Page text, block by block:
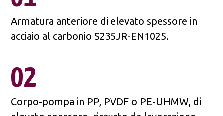
Armatura anteriore di elevato spessore in
acciaio al carbonio S235JR-EN1025.
02
Corpo-pompa in PP, PVDF o PE-UHMW, di